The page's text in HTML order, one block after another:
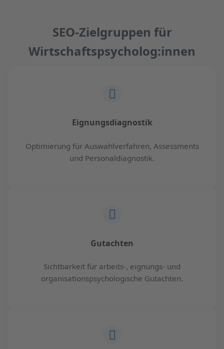
SEO-Zielgruppen für
Wirtschaftspsycholog:innen
Eignungsdiagnostik
Optimierung für Auswahlverfahren, Assessments
und Personaldiagnostik.
Gutachten
Sichtbarkeit für arbeits-, eignungs- und
organisationspsychologische Gutachten.